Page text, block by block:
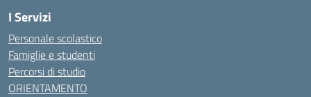
I Servizi
Personale scolastico
Famiglie e studenti
Percorsi di studio
ORIENTAMENTO